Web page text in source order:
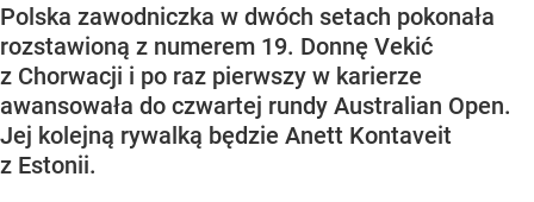
Polska zawodniczka w dwóch setach pokonała
rozstawioną z numerem 19. Donnę Vekić
z Chorwacji i po raz pierwszy w karierze
awansowała do czwartej rundy Australian Open.
Jej kolejną rywalką będzie Anett Kontaveit
z Estonii.